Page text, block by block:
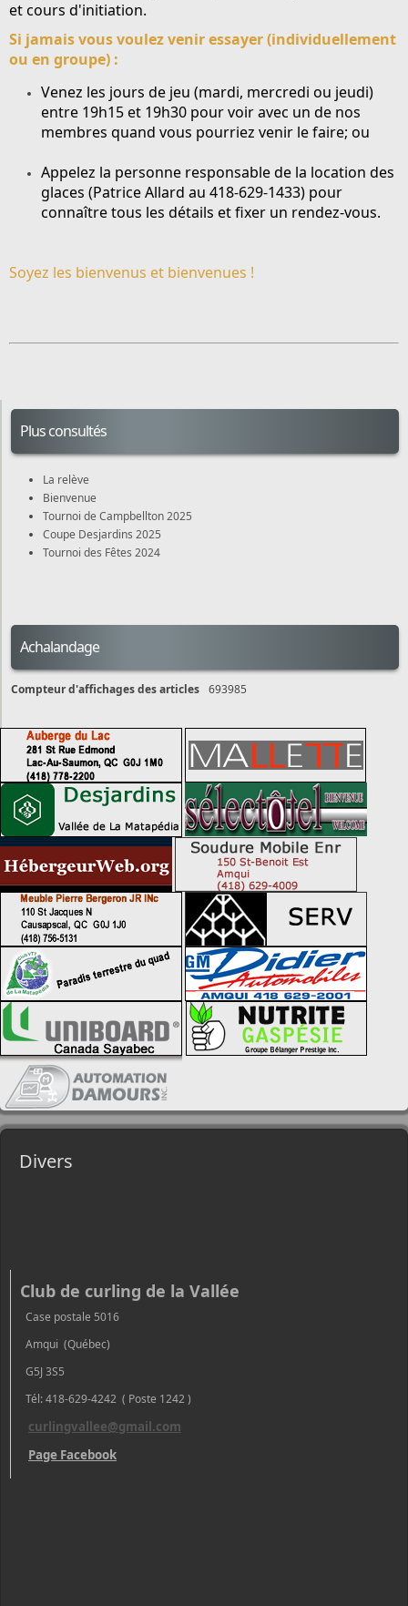
et cours d'initiation.
Si jamais vous voulez venir essayer (individuellement
ou en groupe) :
Venez les jours de jeu (mardi, mercredi ou jeudi)
entre 19h15 et 19h30 pour voir avec un de nos
membres quand vous pourriez venir le faire; ou
Appelez la personne responsable de la location des
glaces (Patrice Allard au 418-629-1433) pour
connaître tous les détails et fixer un rendez-vous.
Soyez les bienvenus et bienvenues !
Plus consultés
La relève
Bienvenue
Tournoi de Campbellton 2025
Coupe Desjardins 2025
Tournoi des Fêtes 2024
Achalandage
Compteur d'affichages des articles 693985
Divers
Club de curling de la Vallée
Case postale 5016
Amqui (Québec)
G5J 3S5
Tél: 418-629-4242 ( Poste 1242 )
curlingvallee@gmail.com
Page Facebook